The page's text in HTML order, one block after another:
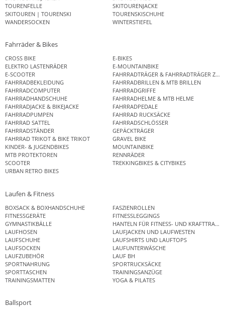
TOURENFELLE
SKITOURENJACKE
SKITOUREN | TOURENSKI
TOURENSKISCHUHE
WANDERSOCKEN
WINTERSTIEFEL
Fahrräder & Bikes
CROSS BIKE
E-BIKES
ELEKTRO LASTENRÄDER
E-MOUNTAINBIKE
E-SCOOTER
FAHRRADTRÄGER & FAHRRADTRÄGER
FAHRRADBEKLEIDUNG
FAHRRADBRILLEN & MTB BRILLEN
FAHRRADCOMPUTER
FAHRRADGRIFFE
FAHRRADHANDSCHUHE
FAHRRADHELME & MTB HELME
FAHRRADJACKE & BIKEJACKE
FAHRRADPEDALE
FAHRRADPUMPEN
FAHRRAD RUCKSÄCKE
FAHRRAD SATTEL
FAHRRADSCHLÖSSER
FAHRRADSTÄNDER
GEPÄCKTRÄGER
FAHRRAD TRIKOT & BIKE TRIKOT
GRAVEL BIKE
KINDER- & JUGENDBIKES
MOUNTAINBIKE
MTB PROTEKTOREN
RENNRÄDER
SCOOTER
TREKKINGBIKES & CITYBIKES
URBAN RETRO BIKES
Laufen & Fitness
BOXSACK & BOXHANDSCHUHE
FASZIENROLLEN
FITNESSGERÄTE
FITNESSLEGGINGS
GYMNASTIKBÄLLE
HANTELN FÜR FITNESS- UND
LAUFHOSEN
LAUFJACKEN UND LAUFWESTEN
LAUFSCHUHE
LAUFSHIRTS UND LAUFTOPS
LAUFSOCKEN
LAUFUNTERWÄSCHE
LAUFZUBEHÖR
LAUF BH
SPORTNAHRUNG
SPORTRUCKSÄCKE
SPORTTASCHEN
TRAININGSANZÜGE
TRAININGSMATTEN
YOGA & PILATES
Ballsport